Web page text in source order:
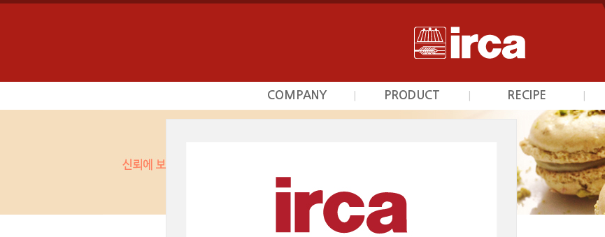
COMPANY
회사소개
PRODUCT
초콜릿
베이커리믹스
RECIPE
초콜릿
프르트잼
시덕션라인
커스타드믹스
광택제
베이커리믹스